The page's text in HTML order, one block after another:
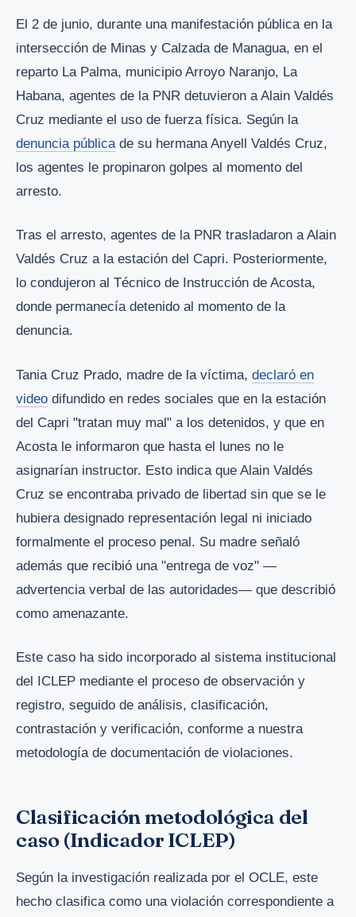
El 2 de junio, durante una manifestación pública en la
intersección de Minas y Calzada de Managua, en el
reparto La Palma, municipio Arroyo Naranjo, La
Habana, agentes de la PNR detuvieron a Alain Valdés
Cruz mediante el uso de fuerza física. Según la
denuncia pública de su hermana Anyell Valdés Cruz,
los agentes le propinaron golpes al momento del
arresto.
Tras el arresto, agentes de la PNR trasladaron a Alain
Valdés Cruz a la estación del Capri. Posteriormente,
lo condujeron al Técnico de Instrucción de Acosta,
donde permanecía detenido al momento de la
denuncia.
Tania Cruz Prado, madre de la víctima, declaró en
video difundido en redes sociales que en la estación
del Capri "tratan muy mal" a los detenidos, y que en
Acosta le informaron que hasta el lunes no le
asignarían instructor. Esto indica que Alain Valdés
Cruz se encontraba privado de libertad sin que se le
hubiera designado representación legal ni iniciado
formalmente el proceso penal. Su madre señaló
además que recibió una "entrega de voz" —
advertencia verbal de las autoridades— que describió
como amenazante.
Este caso ha sido incorporado al sistema institucional
del ICLEP mediante el proceso de observación y
registro, seguido de análisis, clasificación,
contrastación y verificación, conforme a nuestra
metodología de documentación de violaciones.
Clasificación metodológica del
caso (Indicador ICLEP)
Según la investigación realizada por el OCLE, este
hecho clasifica como una violación correspondiente a